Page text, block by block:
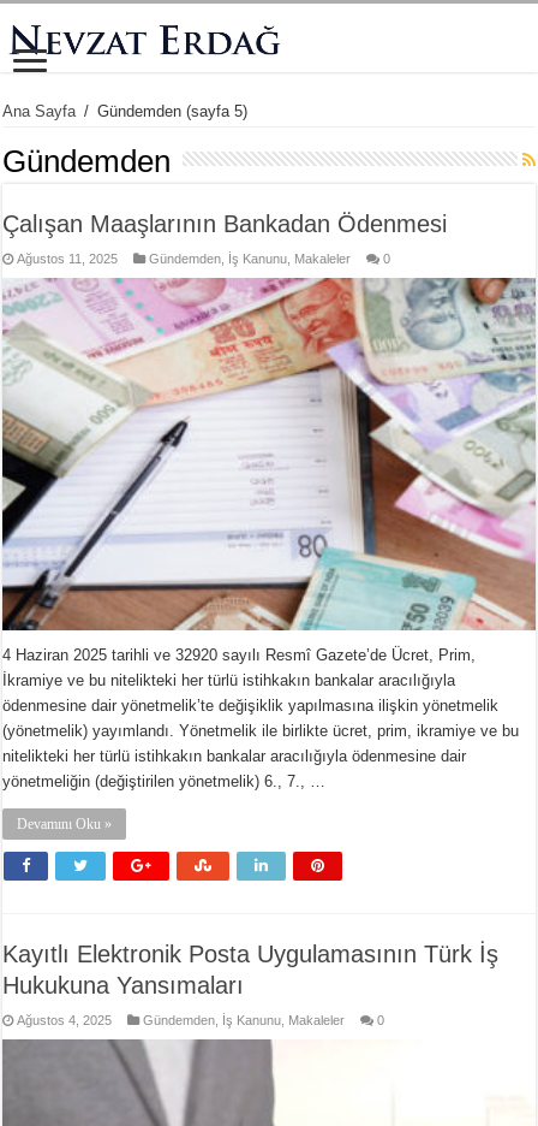
Ana Sayfa / Gündemden (sayfa 5)
Gündemden
Çalışan Maaşlarının Bankadan Ödenmesi
Ağustos 11, 2025 Gündemden İş Kanunu Makaleler 0
4 Haziran 2025 tarihli ve 32920 sayılı Resmî Gazete’de Ücret, Prim,
İkramiye ve bu nitelikteki her türlü istihkakın bankalar aracılığıyla
ödenmesine dair yönetmelik’te değişiklik yapılmasına ilişkin yönetmelik
(yönetmelik) yayımlandı. Yönetmelik ile birlikte ücret, prim, ikramiye ve bu
nitelikteki her türlü istihkakın bankalar aracılığıyla ödenmesine dair
yönetmeliğin (değiştirilen yönetmelik) 6., 7., …
Devamını Oku »
Kayıtlı Elektronik Posta Uygulamasının Türk İş
Hukukuna Yansımaları
Ağustos 4, 2025 Gündemden İş Kanunu Makaleler 0